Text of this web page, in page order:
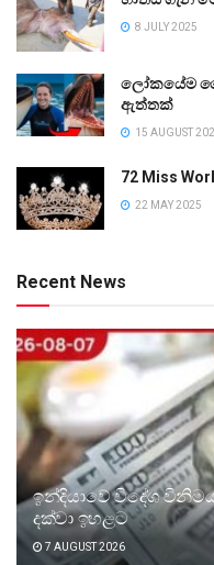
8 JULY 2025
ලෝකයේම
ඇත්තක්
15 AUGUST
72 Miss
22 MAY 2025
Recent News
ඉන්දියාවේ විදේශ
දක්වා ඉහළට
7 AUGUST 2026